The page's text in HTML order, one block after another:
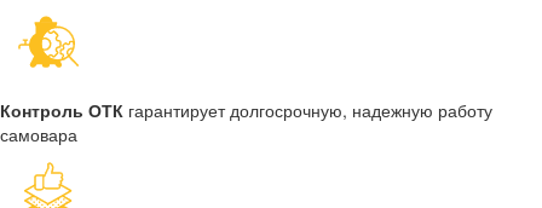
Контроль ОТК гарантирует долгосрочную, надежную работу
самовара